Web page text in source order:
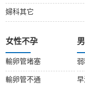
婦科其它
女性不孕
輸卵管堵塞
輸卵管不通